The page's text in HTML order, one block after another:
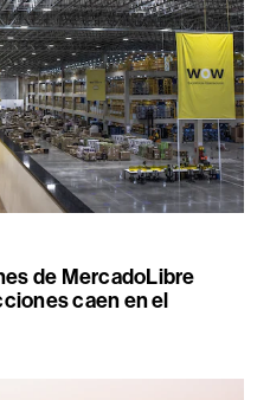
de MercadoLibre
caen en el